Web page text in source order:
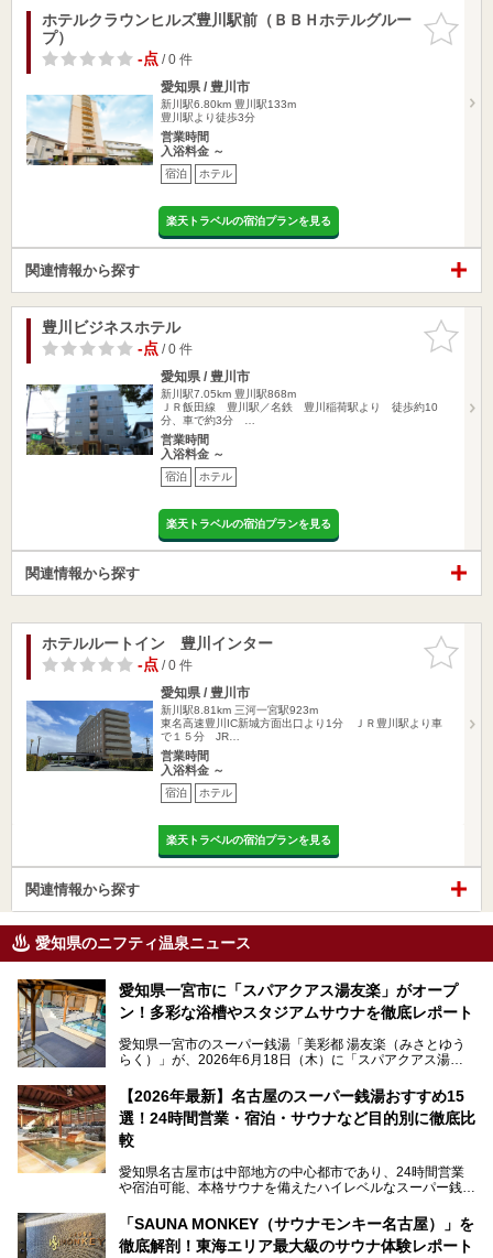
お気に入
りに追加
ホテルクラウンヒルズ豊川駅前（ＢＢＨホテルグルー
プ）
-点/ 0 件
愛知県 / 豊川市
新川駅6.80km 豊川駅133m
豊川駅より徒歩3分
営業時間
入浴料金 ～
宿泊 ホテル
楽天トラベルの宿泊プランを見る
関連情報から探す
お気に入
りに追加
豊川ビジネスホテル
-点/ 0 件
愛知県 / 豊川市
新川駅7.05km 豊川駅868m
ＪＲ飯田線 豊川駅／名鉄 豊川稲荷駅より 徒歩約10
分、車で約3分 …
営業時間
入浴料金 ～
宿泊 ホテル
楽天トラベルの宿泊プランを見る
関連情報から探す
お気に入
りに追加
ホテルルートイン 豊川インター
-点/ 0 件
愛知県 / 豊川市
新川駅8.81km 三河一宮駅923m
東名高速豊川IC新城方面出口より1分 ＪＲ豊川駅より車
で１５分 JR…
営業時間
入浴料金 ～
宿泊 ホテル
楽天トラベルの宿泊プランを見る
関連情報から探す
愛知県のニフティ温泉ニュース
愛知県一宮市に「スパアクアス湯友楽」がオープ
ン！多彩な浴槽やスタジアムサウナを徹底レポート
愛知県一宮市のスーパー銭湯「美彩都 湯友楽（みさとゆう
らく）」が、2026年6月18日（木）に「スパアクアス湯友
この地で30年にわたり愛され続けてきた施設だからこそ、
地元住民をはじめオープンを待ちわびている人も多いのでは
ないでしょうか。
老朽化した設備の補修を機に、2年前からじっくり構想を練
ってきたというだけあって、館内の充実度は想像以上。
以前の4倍に拡張したという露天エリアや10の浴槽、40人収
容の巨大なスタジアムサウナに、岩盤浴やリラクゼーション
までまるごと楽しめる施設に生まれ変わりました。
今回は、全面リニューアルして新しくなった「スパアクアス
【2026年最新】名古屋のスーパー銭湯おすすめ15
選！24時間営業・宿泊・サウナなど目的別に徹底比
較
愛知県名古屋市は中部地方の中心都市であり、24時間営業
や宿泊可能、本格サウナを備えたハイレベルなスーパー銭湯
そのため、「日々の仕事の疲れを心身ともにリセットした
い」「休日に時間を忘れて1日中ダラダラ過ごしたい」「コ
「SAUNA MONKEY（サウナモンキー名古屋）」を
徹底解剖！東海エリア最大級のサウナ体験レポート